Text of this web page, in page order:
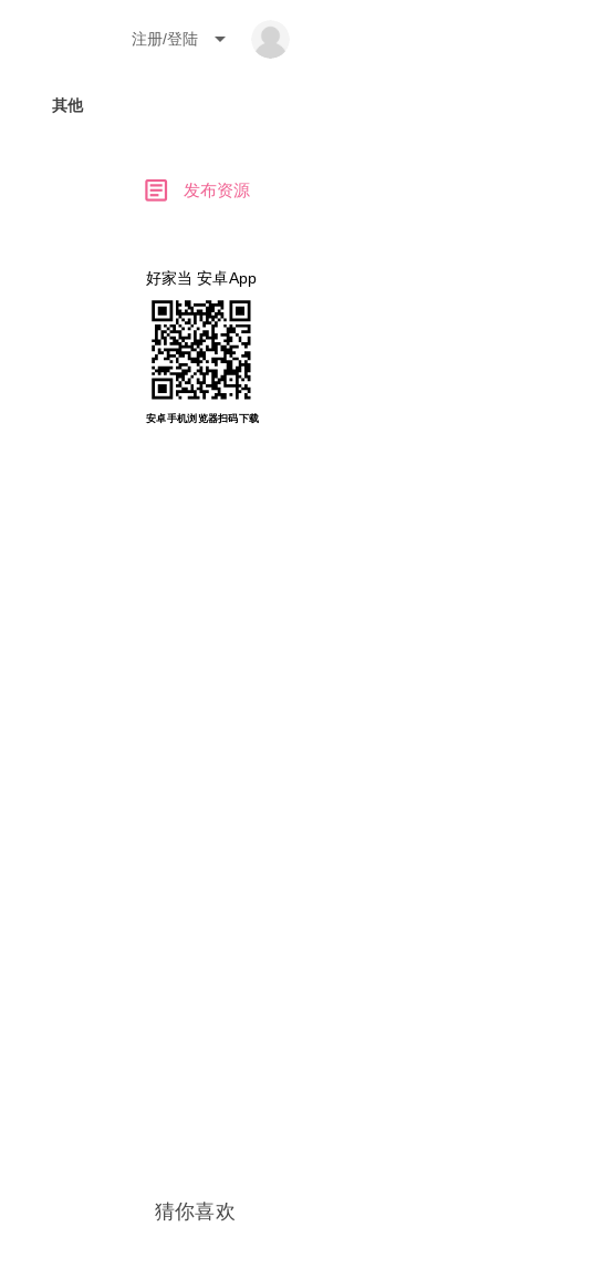
注册/登陆 arrow_drop_down
其他
article 发布资源
好家当 安卓App
安卓手机浏览器扫码下载
猜你喜欢